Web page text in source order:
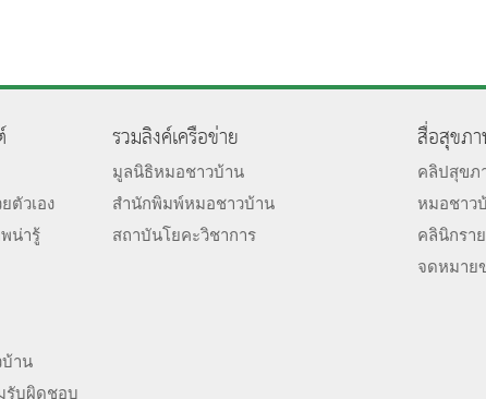
ตัวเอง
น่ารู้
าน
รับผิดชอบ
รวมลิงค์เครือข่าย
มูลนิธิหมอชาวบ้าน
สำนักพิมพ์หมอชาวบ้าน
สถาบันโยคะวิชาการ
สื่อสุขภ
คลิปสุขภ
หมอชาว
คลินิกรา
จดหมาย